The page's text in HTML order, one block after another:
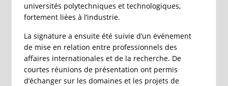
universités polytechniques et technologiques,
fortement liées à l’industrie.
La signature a ensuite été suivie d’un événement
de mise en relation entre professionnels des
affaires internationales et de la recherche. De
courtes réunions de présentation ont permis
d’échanger sur les domaines et les projets de